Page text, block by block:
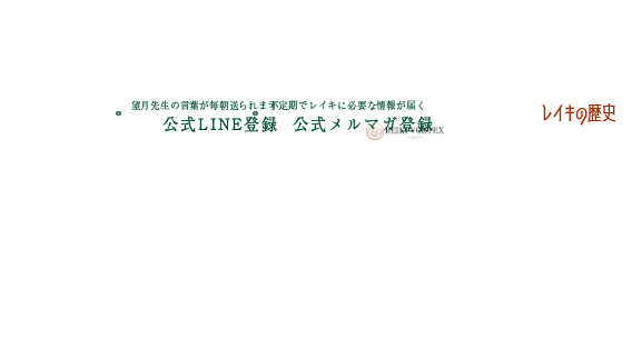
望月先生の言葉が毎朝送られます
公式LINE登録
不定期でレイキに必要な情報が届く
公式メルマガ登録 レイキの歴史